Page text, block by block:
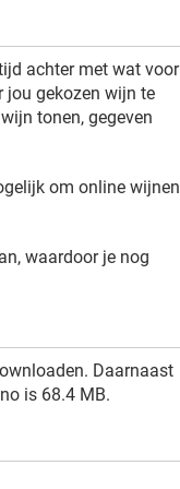
achter met wat voor
jou gekozen wijn te
tonen, gegeven
om online wijnen
waardoor je nog
Daarnaast
is 68.4 MB.